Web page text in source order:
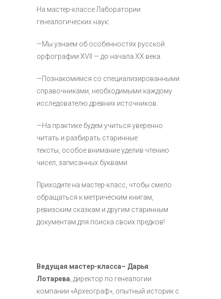
На мастер-классе Лаборатории
генеалогических наук:
—Мы узнаем об особенностях русской
орфографии XVII — до начала XX века.
—Познакомимся со специализированными
справочниками, необходимыми каждому
исследователю древних источников.
—На практике будем учиться уверенно
читать и разбирать старинные
тексты, особое внимание уделив чтению
чисел, записанных буквами.
Приходите на мастер-класс, чтобы смело
обращаться к метрическим книгам,
ревизским сказкам и другим старинным
документам для поиска своих предков!
Ведущая мастер-класса– Дарья
Лотарева , директор по генеалогии
компании «Археограф», опытный историк с